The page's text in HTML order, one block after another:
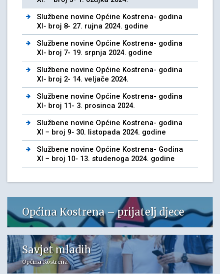
Službene novine Općine Kostrena- godina
XI- broj 8- 27. rujna 2024. godine
Službene novine Općine Kostrena- godina
XI- broj 7- 19. srpnja 2024. godine
Službene novine Općine Kostrena- godina
XI- broj 2- 14. veljače 2024.
Službene novine Općine Kostrena- godina
XI- broj 11- 3. prosinca 2024.
Službene novine Općine Kostrena- godina
XI – broj 9- 30. listopada 2024. godine
Službene novine Općine Kostrena- Godina
XI – broj 10- 13. studenoga 2024. godine
Općina Kostrena – prijatelj djece
Savjet mladih
Općina Kostrena